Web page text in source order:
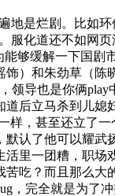
地是烂剧。比如
服化道还不如网
够缓解一下国剧
）和朱劲草（陈
领导也是你俩
后立马杀到儿媳
，甚至还立了
认了他可以耀武
里一团糟，职场
吃？而且那么大
，完全就是为了